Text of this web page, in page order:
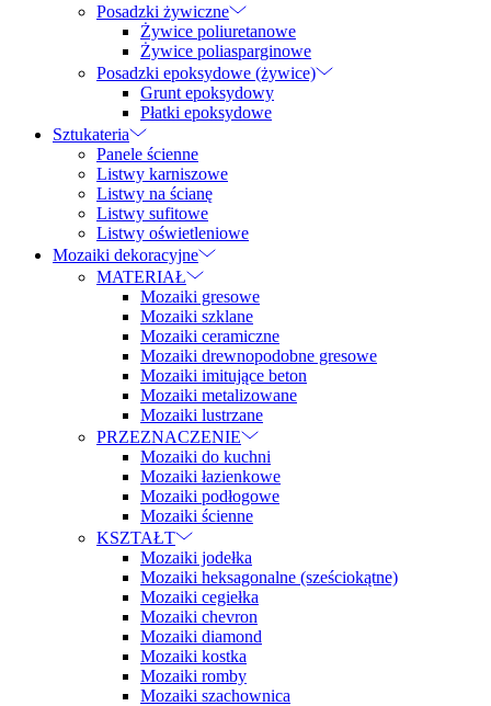
Posadzki żywiczne
Żywice poliuretanowe
Żywice poliasparginowe
Posadzki epoksydowe (żywice)
Grunt epoksydowy
Płatki epoksydowe
Sztukateria
Panele ścienne
Listwy karniszowe
Listwy na ścianę
Listwy sufitowe
Listwy oświetleniowe
Mozaiki dekoracyjne
MATERIAŁ
Mozaiki gresowe
Mozaiki szklane
Mozaiki ceramiczne
Mozaiki drewnopodobne gresowe
Mozaiki imitujące beton
Mozaiki metalizowane
Mozaiki lustrzane
PRZEZNACZENIE
Mozaiki do kuchni
Mozaiki łazienkowe
Mozaiki podłogowe
Mozaiki ścienne
KSZTAŁT
Mozaiki jodełka
Mozaiki heksagonalne (sześciokątne)
Mozaiki cegiełka
Mozaiki chevron
Mozaiki diamond
Mozaiki kostka
Mozaiki romby
Mozaiki szachownica